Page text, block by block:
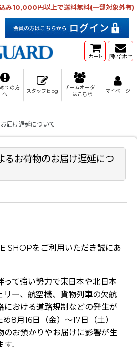
み10,000円以上で送料無料(一部対象外有)
カート 問い合わせ
ての方
へ
スタッフblog
チームオーダ
ーはこちら
マイページ
届け遅延について
るお荷物のお届け遅延につ
SHOPをご利用いただき誠にあ
って強い勢力で東日本や北日本
リー、航空機、貨物列車の欠航
における道路規制などの発生が
8月16日（金）～17日（土）
のお預かりやお届けに影響が生